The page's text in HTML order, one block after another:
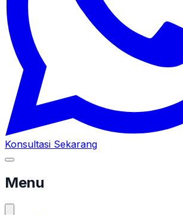
Konsultasi Sekarang
Menu